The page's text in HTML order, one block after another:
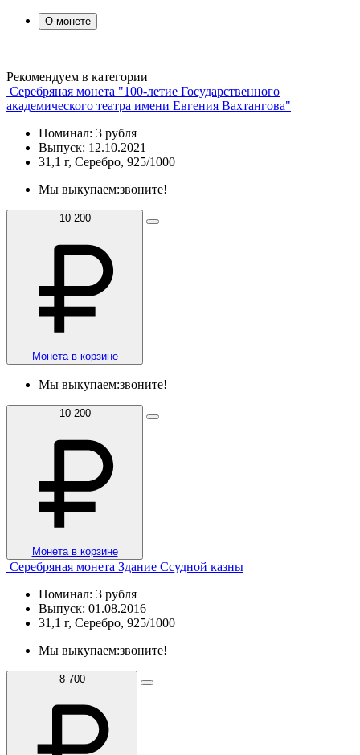
О монете
Рекомендуем в категории
Серебряная монета "100-летие Государственного
академического театра имени Евгения Вахтангова"
Номинал: 3 рубля
Выпуск: 12.10.2021
31,1 г, Серебро, 925/1000
Мы выкупаем:звоните!
10 200
Монета в корзине
Мы выкупаем:звоните!
10 200
Монета в корзине
Серебряная монета Здание Ссудной казны
Номинал: 3 рубля
Выпуск: 01.08.2016
31,1 г, Серебро, 925/1000
Мы выкупаем:звоните!
8 700